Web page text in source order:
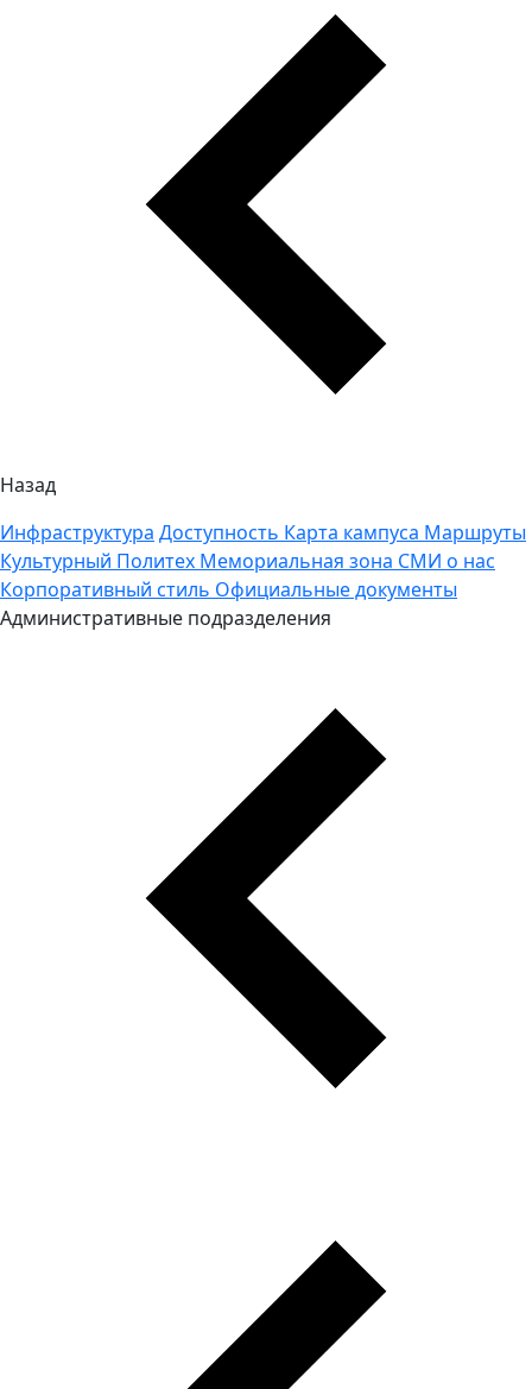
Назад
Инфраструктура Доступность Карта кампуса Маршруты
Культурный Политех Мемориальная зона СМИ о нас
Корпоративный стиль Официальные документы
Административные подразделения